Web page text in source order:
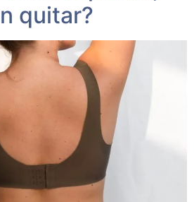
quitar?